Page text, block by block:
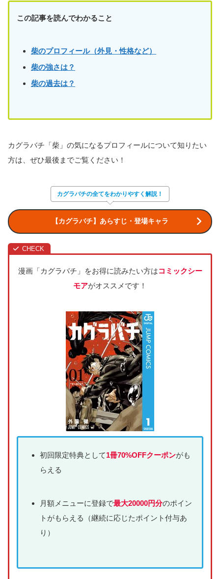
この記事を読んでわかること
柴のプロフィール（外見・性格など）
柴の強さは？
柴の過去は？
カグラバチ「柴」の気になるプロフィールについて知りたい
方は、ぜひ最後までご覧ください！
カグラバチの全てをわかりやすく解説！
【カグラバチ】あらすじ・登場キャラ
漫画「カグラバチ」をお得に読みたい方はコミックシー
モアがオススメです！
初回限定特典として1冊70%OFFクーポンがも
らえる
月額メニューに登録で最大20000円分のポイン
トがもらえる（継続に応じたポイント付与あ
り）